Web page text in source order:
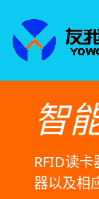
智
RFID读
器以及相